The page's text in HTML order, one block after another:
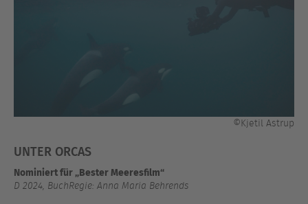
©Kjetil Astrup
UNTER ORCAS
Nominiert für „Bester Meeresfilm“
D 2024, BuchRegie: Anna Maria Behrends